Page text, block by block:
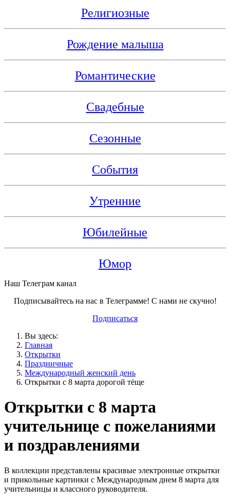
Религиозные
Рождение малыша
Романтические
Свадебные
Сезонные
События
Утренние
Юбилейные
Юмор
Наш Телеграм канал
Подписывайтесь на нас в Телеграмме! С нами не скучно!
Подписаться
Вы здесь:
Главная
Открытки
Праздничные
Международный женский день
Открытки с 8 марта дорогой тёще
Открытки с 8 марта
учительнице с пожеланиями
и поздравлениями
В коллекции представлены красивые электронные открытки
и прикольные картинки с Международным днем 8 марта для
учительницы и классного руководителя.